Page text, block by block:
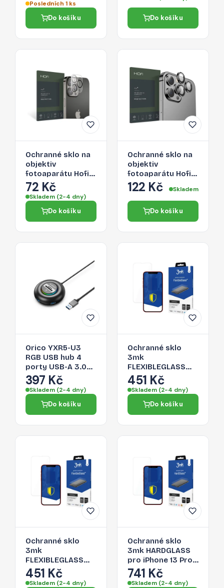
kabelů, 1m, černá
Posledních 1 ks
Do košíku Do košíku
Ochranné sklo na
objektiv
fotoaparátu Hofi
Cam Pro+ Apple
iPhone 13 Pro/13
Pro Max - čiré
72 Kč
Skladem (2-4 dny)
Do košíku
Ochranné sklo na
objektiv
fotoaparátu Hofi
Camring Pro+
Apple iPhone 13
Pro/13 Pro Max -
černá
122 Kč Skladem
Do košíku
Orico YXR5-U3
RGB USB hub 4
porty USB-A 3.0
se čtečkou SD a
microSD karet 0,3
m – černý
397 Kč
Skladem (2-4 dny)
Do košíku
Ochranné sklo
3mk
FLEXIBLEGLASS
pro iPhone 13 Pro -
čirá
451 Kč
Skladem (2-4 dny)
Do košíku
Ochranné sklo
3mk
FLEXIBLEGLASS
pro iPhone 13 Pro -
černá
451 Kč
Skladem (2-4 dny)
Ochranné sklo
3mk HARDGLASS
pro iPhone 13 Pro -
čirá
741 Kč
Skladem (2-4 dny)